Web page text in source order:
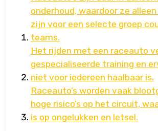
onderhoud, waardoor ze
zijn voor een selecte groep
teams.
Het rijden met een raceauto
gespecialiseerde training en
niet voor iedereen haalbaar is.
Raceauto’s worden vaak
hoge risico’s op het circuit,
is op ongelukken en letsel.